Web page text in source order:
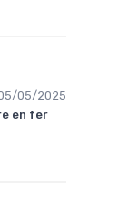
05/2025
en fer